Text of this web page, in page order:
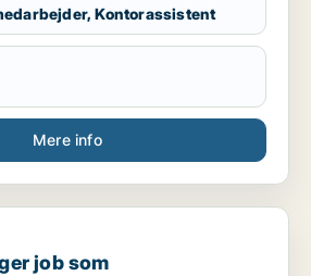
regnskab
koordination
og løn
kommunikationsevner
om muligheder for at bidrage
Kontorassistent
Mere info
som kommunikationsmedarbejder /
job som